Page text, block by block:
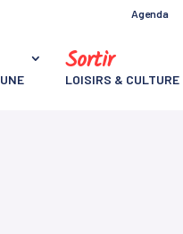
Agenda
Sortir
LOISIRS & CULTURE